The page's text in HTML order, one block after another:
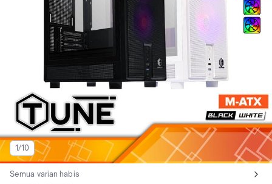
1/10
Lihat semua variant:
Semua varian habis